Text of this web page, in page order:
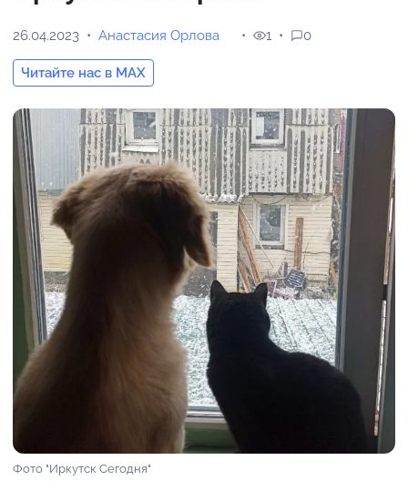
26.04.2023 Анастасия Орлова
Читайте нас в MAX
1 0
Фото "Иркутск Сегодня"